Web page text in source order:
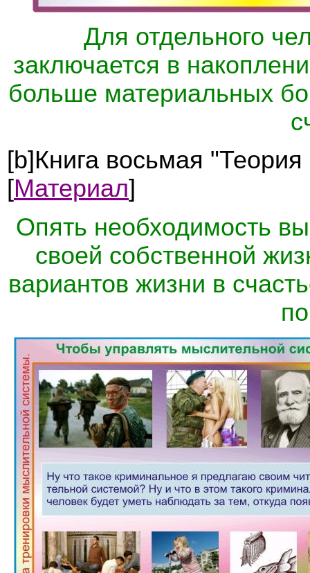
Для отдельного
заключается в
больше материальных
[b]Книга восьмая
[Материал]
Опять необходимость
своей собственной
вариантов жизни в